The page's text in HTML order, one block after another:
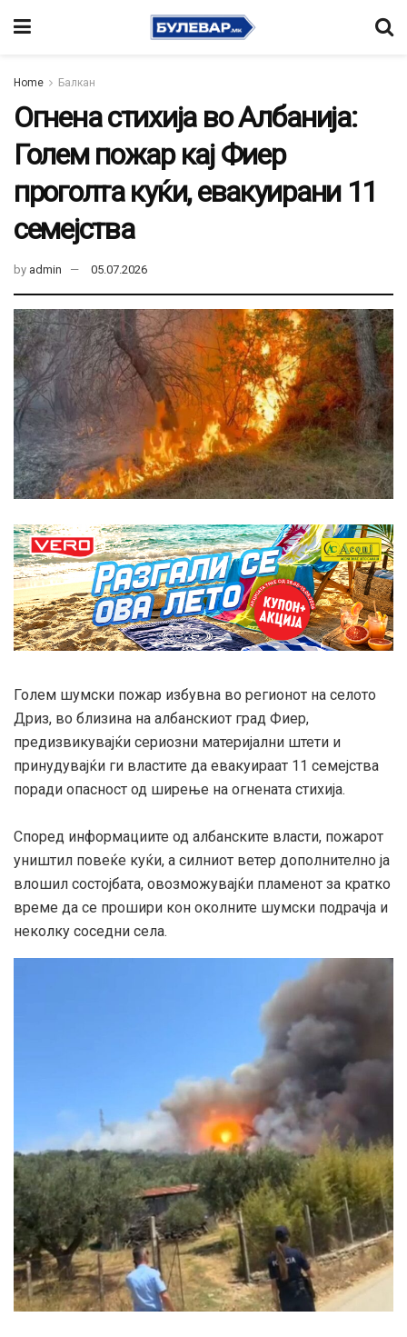
Home Балкан
Огнена стихија во Албанија:
Голем пожар кај Фиер
проголта куќи, евакуирани 11
семејства
by admin 05.07.2026
Голем шумски пожар избувна во регионот на селото
Дриз, во близина на албанскиот град Фиер,
предизвикувајќи сериозни материјални штети и
принудувајќи ги властите да евакуираат 11 семејства
поради опасност од ширење на огнената стихија.
Според информациите од албанските власти, пожарот
уништил повеќе куќи, а силниот ветер дополнително ја
влошил состојбата, овозможувајќи пламенот за кратко
време да се прошири кон околните шумски подрачја и
неколку соседни села.